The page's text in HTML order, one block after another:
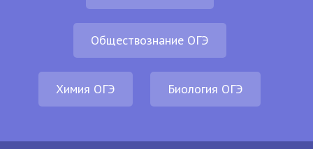
Обществознание ОГЭ
Химия ОГЭ Биология ОГЭ